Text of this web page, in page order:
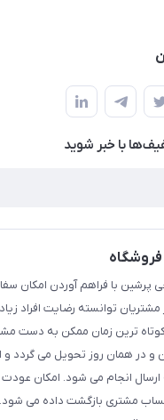
با‌ خبر شوید
پرشین با فراهم آوردن امکان
توانسته رضایت افراد
ترین زمان ممکن به دست
و در همان روز تحویل می گردد
ارسال انجام می شود. امکان عودت
حساب مشتری بازگشت داده می